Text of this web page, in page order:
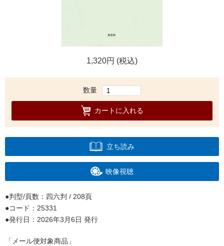
1,320円 (税込)
数量
カートに入れる
立ち読み
映像視聴
判型/頁数：四六判 / 208頁
コード：25331
発行日：2026年3月6日 発行
「メール便対象商品」